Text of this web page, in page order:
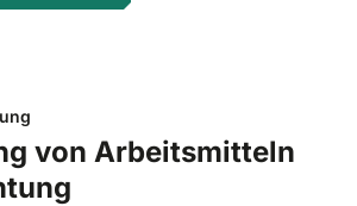
von Arbeitsmitteln